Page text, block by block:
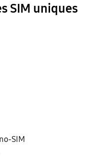
SIM uniques
SIM